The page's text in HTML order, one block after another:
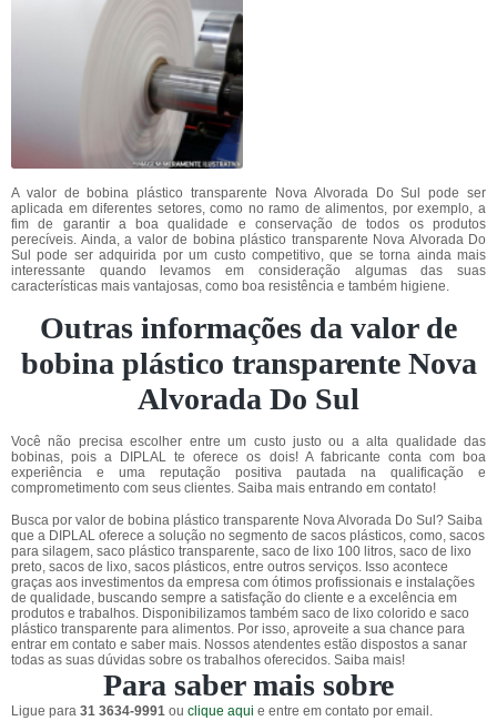
A valor de bobina plástico transparente Nova Alvorada Do Sul pode ser
aplicada em diferentes setores, como no ramo de alimentos, por exemplo, a
fim de garantir a boa qualidade e conservação de todos os produtos
perecíveis. Ainda, a valor de bobina plástico transparente Nova Alvorada Do
Sul pode ser adquirida por um custo competitivo, que se torna ainda mais
interessante quando levamos em consideração algumas das suas
características mais vantajosas, como boa resistência e também higiene.
Outras informações da valor de
bobina plástico transparente Nova
Alvorada Do Sul
Você não precisa escolher entre um custo justo ou a alta qualidade das
bobinas, pois a DIPLAL te oferece os dois! A fabricante conta com boa
experiência e uma reputação positiva pautada na qualificação e
comprometimento com seus clientes. Saiba mais entrando em contato!
Busca por valor de bobina plástico transparente Nova Alvorada Do Sul? Saiba
que a DIPLAL oferece a solução no segmento de sacos plásticos, como, sacos
para silagem, saco plástico transparente, saco de lixo 100 litros, saco de lixo
preto, sacos de lixo, sacos plásticos, entre outros serviços. Isso acontece
graças aos investimentos da empresa com ótimos profissionais e instalações
de qualidade, buscando sempre a satisfação do cliente e a excelência em
produtos e trabalhos. Disponibilizamos também saco de lixo colorido e saco
plástico transparente para alimentos. Por isso, aproveite a sua chance para
entrar em contato e saber mais. Nossos atendentes estão dispostos a sanar
todas as suas dúvidas sobre os trabalhos oferecidos. Saiba mais!
Para saber mais sobre
Ligue para 31 3634-9991 ou clique aqui e entre em contato por email.